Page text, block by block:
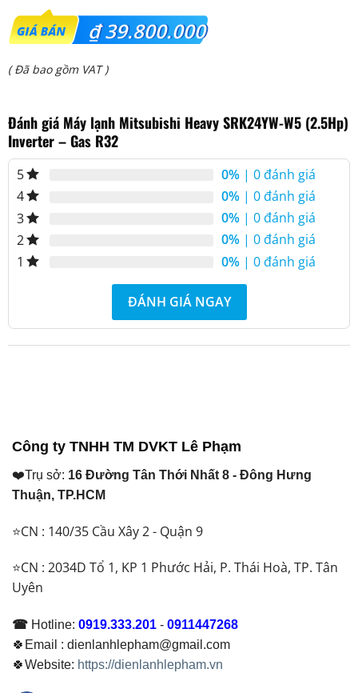
Giá
gốc
là:
₫39.800.000
Giá
tại
là:
₫ 39.800.000.
( Đã bao gồm VAT )
Đánh giá Máy lạnh Mitsubishi Heavy SRK24YW-W5 (2.5Hp)
Inverter – Gas R32
5 0% | 0 đánh giá
4
0% | 0 đánh giá
3
0% | 0 đánh giá
2
0% | 0 đánh giá
1
0% | 0 đánh giá
ĐÁNH GIÁ NGAY
Công ty TNHH TM DVKT Lê Phạm
❤️Trụ sở: 16 Đường Tân Thới Nhất 8 - Đông Hưng
Thuận, TP.HCM
⭐CN : 140/35 Cầu Xây 2 - Quận 9
⭐CN : 2034D Tổ 1, KP 1 Phước Hải, P. Thái Hoà, TP. Tân
Uyên
☎ Hotline: 0919.333.201 - 0911447268
🍀Email : dienlanhlepham@gmail.com
🍀Website: https://dienlanhlepham.vn